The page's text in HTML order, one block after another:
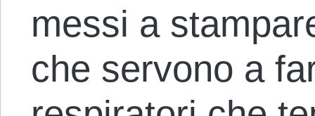
messi a
che servono a